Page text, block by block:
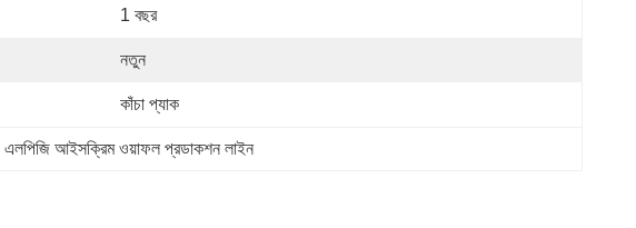
1 বছর
নতুন
কাঁচা প্যাক
এলপিজি আইসক্রিম ওয়াফল প্রডাকশন লাইন